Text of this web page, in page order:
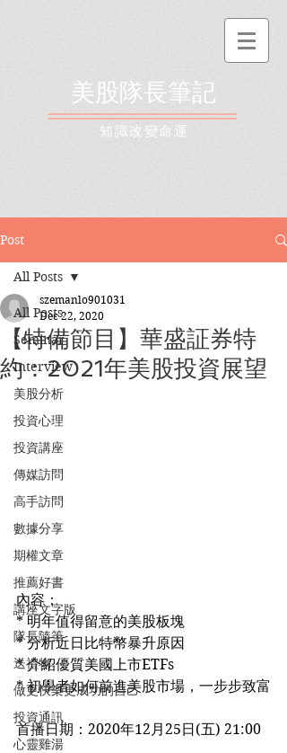
美股隊長筆記
​知識改變命運
Post
All Posts
Seminar
Interview
美股分析
投資心理
投資講座
傳媒訪問
高手訪問
數據分享
期權文章
推薦好書
講座文字版
隊長隨筆
送禮物
做更快樂更成功的自己
投資通訊
心靈雞湯
All Posts
【特備節目】華盛証券特
約：2021年美股投資展望
szemanlo901031
Dec 22, 2020
內容：
* 明年值得留意的美股板塊
* 分析近日比特幣暴升原因
* 介紹優質美國上市ETFs
* 初學者如何前進美股市場，一步步致富
首播日期：2020年12月25日(五) 21:00